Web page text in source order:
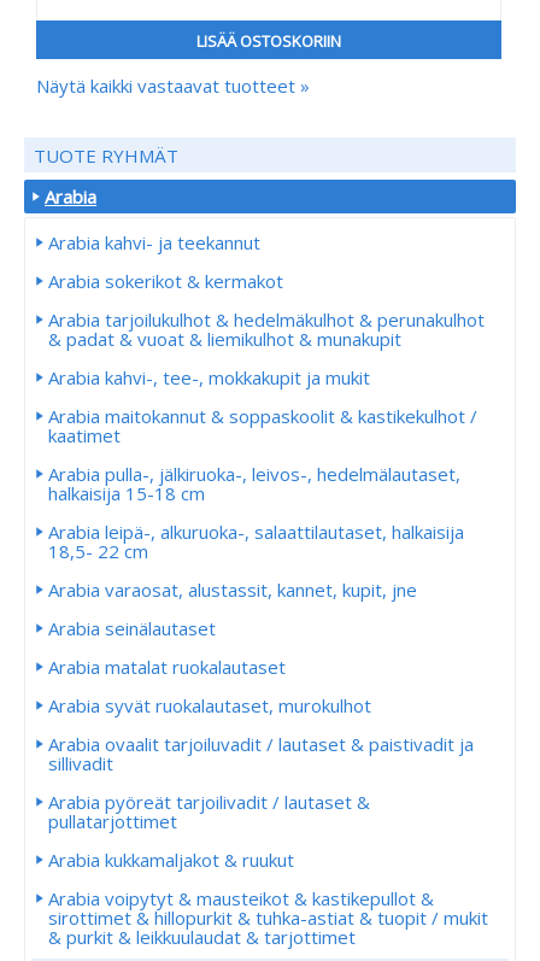
LISÄÄ OSTOSKORIIN
Näytä kaikki vastaavat tuotteet »
TUOTE RYHMÄT
Arabia
Arabia kahvi- ja teekannut
Arabia sokerikot & kermakot
Arabia tarjoilukulhot & hedelmäkulhot & perunakulhot
& padat & vuoat & liemikulhot & munakupit
Arabia kahvi-, tee-, mokkakupit ja mukit
Arabia maitokannut & soppaskoolit & kastikekulhot /
kaatimet
Arabia pulla-, jälkiruoka-, leivos-, hedelmälautaset,
halkaisija 15-18 cm
Arabia leipä-, alkuruoka-, salaattilautaset, halkaisija
18,5- 22 cm
Arabia varaosat, alustassit, kannet, kupit, jne
Arabia seinälautaset
Arabia matalat ruokalautaset
Arabia syvät ruokalautaset, murokulhot
Arabia ovaalit tarjoiluvadit / lautaset & paistivadit ja
sillivadit
Arabia pyöreät tarjoilivadit / lautaset &
pullatarjottimet
Arabia kukkamaljakot & ruukut
Arabia voipytyt & mausteikot & kastikepullot &
sirottimet & hillopurkit & tuhka-astiat & tuopit / mukit
& purkit & leikkuulaudat & tarjottimet